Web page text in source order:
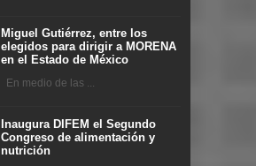
Miguel Gutiérrez, entre los
elegidos para dirigir a MORENA
en el Estado de México
En medio de las ...
Inaugura DIFEM el Segundo
Congreso de alimentación y
nutrición